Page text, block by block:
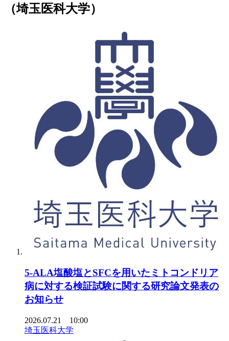
（埼玉医科大学）
5-ALA塩酸塩とSFCを用いたミトコンドリア
病に対する検証試験に関する研究論文発表の
お知らせ
2026.07.21 10:00
埼玉医科大学